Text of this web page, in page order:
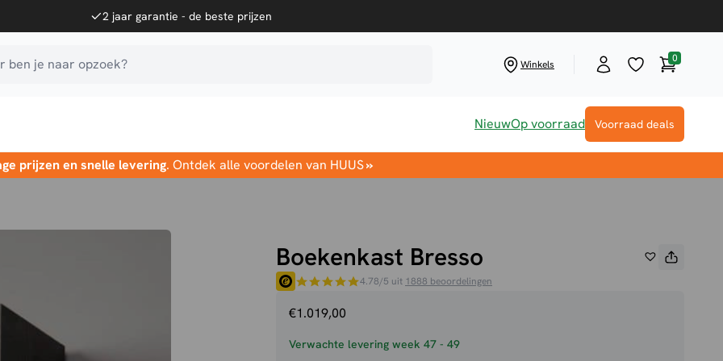
2 jaar garantie - de beste prijzen
ben je naar opzoek? Winkels 0
NieuwOp voorraad Voorraad deals
prijzen en snelle levering. Ontdek alle voordelen van HUUS»
Boekenkast Bresso
4.78/5 uit 1888 beoordelingen
€1.019,00
Verwachte levering week 47 - 49